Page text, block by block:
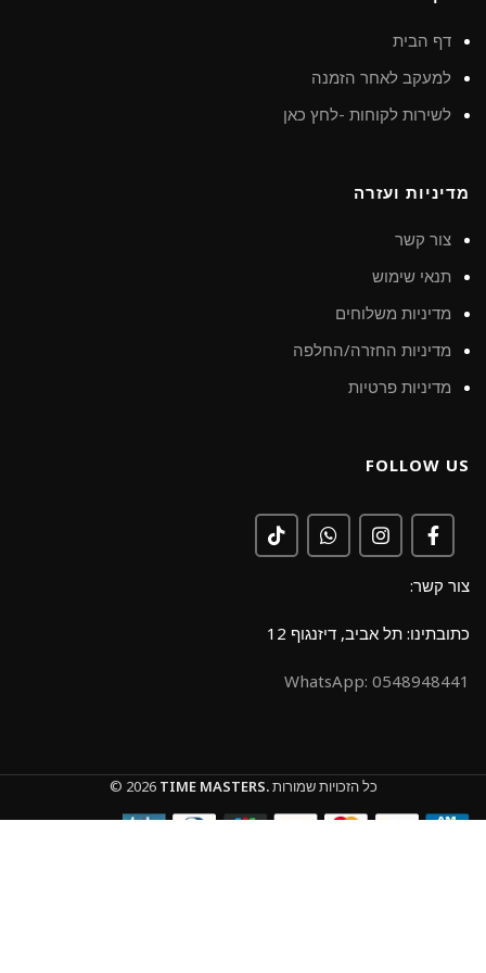
דף הבית
למעקב לאחר הזמנה
לשירות לקוחות -לחץ כאן
מדיניות ועזרה
צור קשר
תנאי שימוש
מדיניות משלוחים
מדיניות החזרה/החלפה
מדיניות פרטיות
FOLLOW US
צור קשר:
כתובתינו: תל אביב, דיזנגוף 12
0548948441 :WhatsApp
© 2026 TIME MASTERS.כל הזכויות שמורות